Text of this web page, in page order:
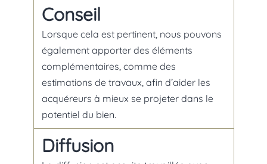
Conseil
Lorsque cela est pertinent, nous pouvons
également apporter des éléments
complémentaires, comme des
estimations de travaux, afin d’aider les
acquéreurs à mieux se projeter dans le
potentiel du bien.
Diffusion